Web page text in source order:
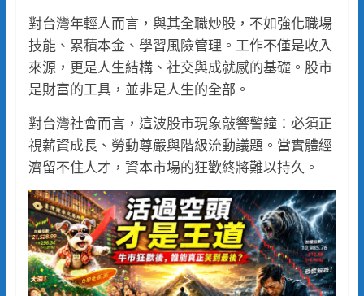
對台灣年輕人而言，與其全職炒股，不如強化職場
技能、累積本金、學習風險管理。工作不僅是收入
來源，更是人生結構、社交與成就感的基礎。股市
是財富的工具，並非是人生的全部。
對台灣社會而言，這波股市現象敲響警鐘：必須正
視薪資成長、勞動尊嚴與階級流動議題。當實體經
濟留不住人才，資本市場的狂歡終將難以持久。